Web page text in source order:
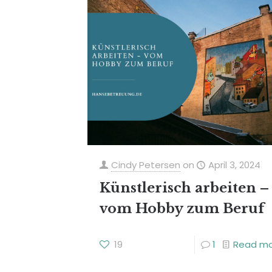
Cindy Petersen on April 3, 2024
Künstlerisch arbeiten –
vom Hobby zum Beruf
19 1 Read